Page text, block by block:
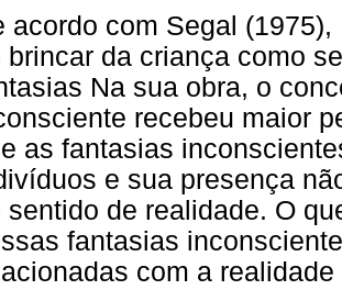
acordo com Segal
brincar da criança como
Na sua obra, o
recebeu maior
as fantasias
e sua presença
sentido de realidade. O
fantasias
com a realidade